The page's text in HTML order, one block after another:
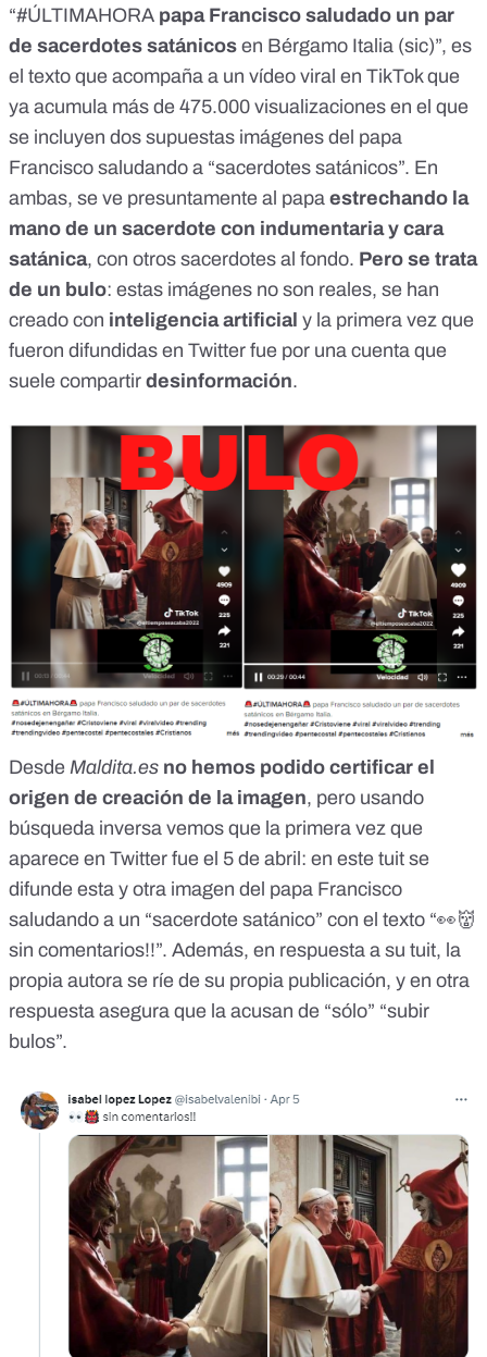
“#ÚLTIMAHORA papa Francisco saludado un par
de sacerdotes satánicos en Bérgamo Italia (sic)”, es
el texto que acompaña a un vídeo viral en TikTok que
ya acumula más de 475.000 visualizaciones en el que
se incluyen dos supuestas imágenes del papa
Francisco saludando a “sacerdotes satánicos”. En
ambas, se ve presuntamente al papa estrechando la
mano de un sacerdote con indumentaria y cara
satánica, con otros sacerdotes al fondo. Pero se trata
de un bulo: estas imágenes no son reales, se han
creado con inteligencia artificial y la primera vez que
fueron difundidas en Twitter fue por una cuenta que
suele compartir desinformación.
Desde Maldita.es no hemos podido certificar el
origen de creación de la imagen, pero usando
búsqueda inversa vemos que la primera vez que
aparece en Twitter fue el 5 de abril: en este tuit se
difunde esta y otra imagen del papa Francisco
saludando a un “sacerdote satánico” con el texto “👀👹
sin comentarios!!”. Además, en respuesta a su tuit, la
propia autora se ríe de su propia publicación, y en otra
respuesta asegura que la acusan de “sólo” “subir
bulos”.